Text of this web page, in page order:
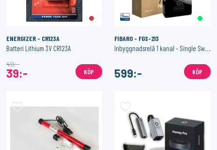
ENERGIZER - CR123A
Batteri Lithium 3V CR123A
39:-
49:-
KÖP
FIBARO - FGS-213
Inbyggnadsrelä 1 kanal - Single Switch 2 (1x1,8kW)
599:- KÖP